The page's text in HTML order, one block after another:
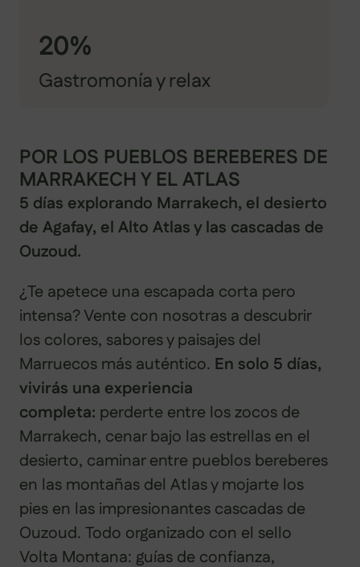
20%
Gastromonía y relax
POR LOS PUEBLOS BEREBERES DE
MARRAKECH Y EL ATLAS
5 días explorando Marrakech, el desierto
de Agafay, el Alto Atlas y las cascadas de
Ouzoud.
¿Te apetece una escapada corta pero
intensa? Vente con nosotras a descubrir
los colores, sabores y paisajes del
Marruecos más auténtico. En solo 5 días,
vivirás una experiencia
completa: perderte entre los zocos de
Marrakech, cenar bajo las estrellas en el
desierto, caminar entre pueblos bereberes
en las montañas del Atlas y mojarte los
pies en las impresionantes cascadas de
Ouzoud. Todo organizado con el sello
Volta Montana: guías de confianza,